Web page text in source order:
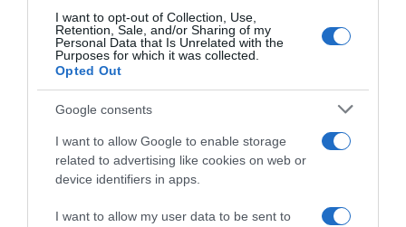
I want to opt-out of Collection, Use,
Retention, Sale, and/or Sharing of my
Personal Data that Is Unrelated with the
Purposes for which it was collected.
Opted Out
Google consents
I want to allow Google to enable storage
related to advertising like cookies on web or
device identifiers in apps.
I want to allow my user data to be sent to